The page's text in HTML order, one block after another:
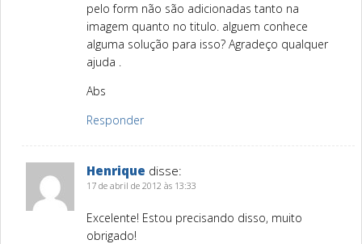
pelo form não são adicionadas tanto na
imagem quanto no titulo. alguem conhece
alguma solução para isso? Agradeço qualquer
ajuda .
Abs
Responder
Henrique disse:
17 de abril de 2012 às 13:33
Excelente! Estou precisando disso, muito
obrigado!